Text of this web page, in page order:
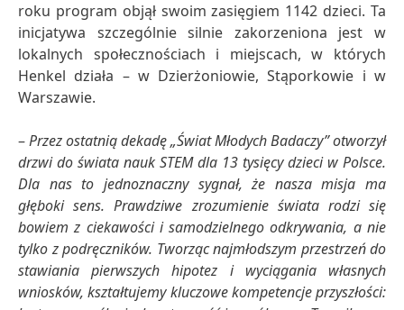
roku program objął swoim zasięgiem 1142 dzieci. Ta
inicjatywa szczególnie silnie zakorzeniona jest w
lokalnych społecznościach i miejscach, w których
Henkel działa – w Dzierżoniowie, Stąporkowie i w
Warszawie.
–Przez ostatnią dekadę „Świat Młodych Badaczy” otworzył
drzwi do świata nauk STEM dla 13 tysięcy dzieci w Polsce.
Dla nas to jednoznaczny sygnał, że nasza misja ma
głęboki sens. Prawdziwe zrozumienie świata rodzi się
bowiem z ciekawości i samodzielnego odkrywania, a nie
tylko z podręczników. Tworząc najmłodszym przestrzeń do
stawiania pierwszych hipotez i wyciągania własnych
wniosków, kształtujemy kluczowe kompetencje przyszłości: